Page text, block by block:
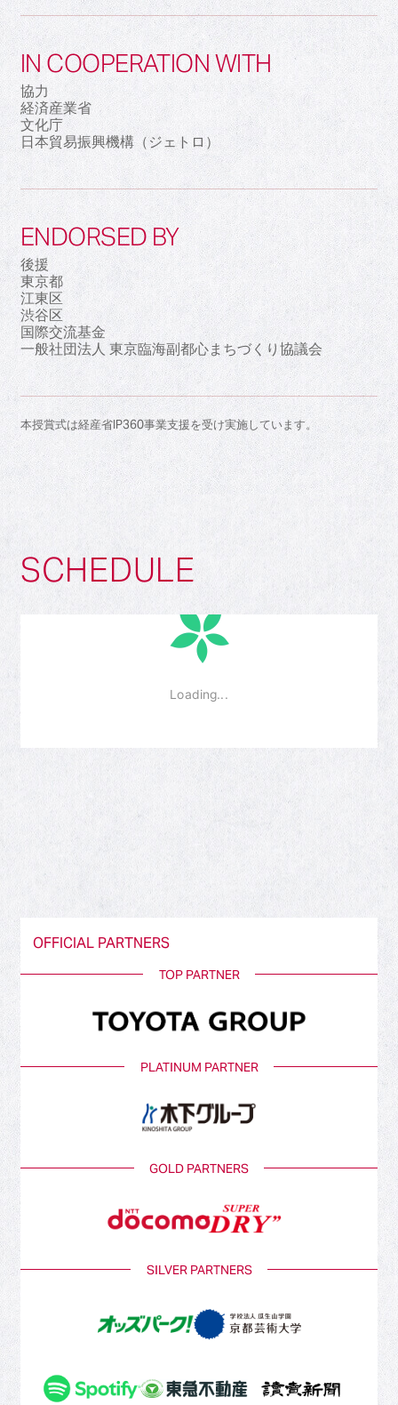
IN COOPERATION WITH
協力
経済産業省
文化庁
日本貿易振興機構（ジェトロ）
ENDORSED BY
後援
東京都
江東区
渋谷区
国際交流基金
一般社団法人 東京臨海副都心まちづくり協議会
本授賞式は経産省IP360事業支援を受け実施しています。
SCHEDULE
OFFICIAL PARTNERS
TOP PARTNER
PLATINUM PARTNER
GOLD PARTNERS
SILVER PARTNERS